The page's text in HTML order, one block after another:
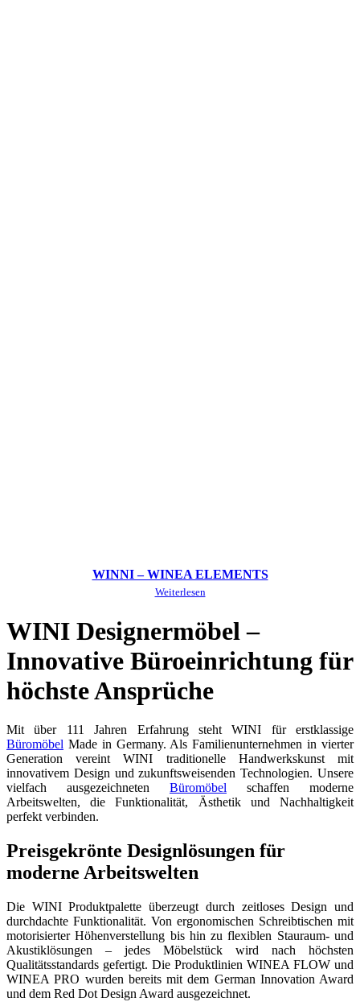
WINNI – WINEA ELEMENTS
Weiterlesen
WINI Designermöbel –
Innovative Büroeinrichtung für
höchste Ansprüche
Mit über 111 Jahren Erfahrung steht WINI für erstklassige
Büromöbel Made in Germany. Als Familienunternehmen in vierter
Generation vereint WINI traditionelle Handwerkskunst mit
innovativem Design und zukunftsweisenden Technologien. Unsere
vielfach ausgezeichneten Büromöbel schaffen moderne
Arbeitswelten, die Funktionalität, Ästhetik und Nachhaltigkeit
perfekt verbinden.
Preisgekrönte Designlösungen für
moderne Arbeitswelten
Die WINI Produktpalette überzeugt durch zeitloses Design und
durchdachte Funktionalität. Von ergonomischen Schreibtischen mit
motorisierter Höhenverstellung bis hin zu flexiblen Stauraum- und
Akustiklösungen – jedes Möbelstück wird nach höchsten
Qualitätsstandards gefertigt. Die Produktlinien WINEA FLOW und
WINEA PRO wurden bereits mit dem German Innovation Award
und dem Red Dot Design Award ausgezeichnet.